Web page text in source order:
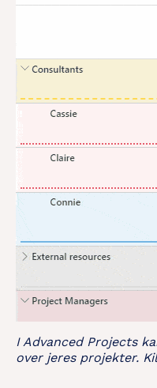
I Advanced Projects
over jeres projekter.